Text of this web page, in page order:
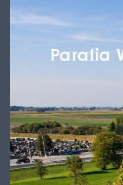
Przejdź do treści